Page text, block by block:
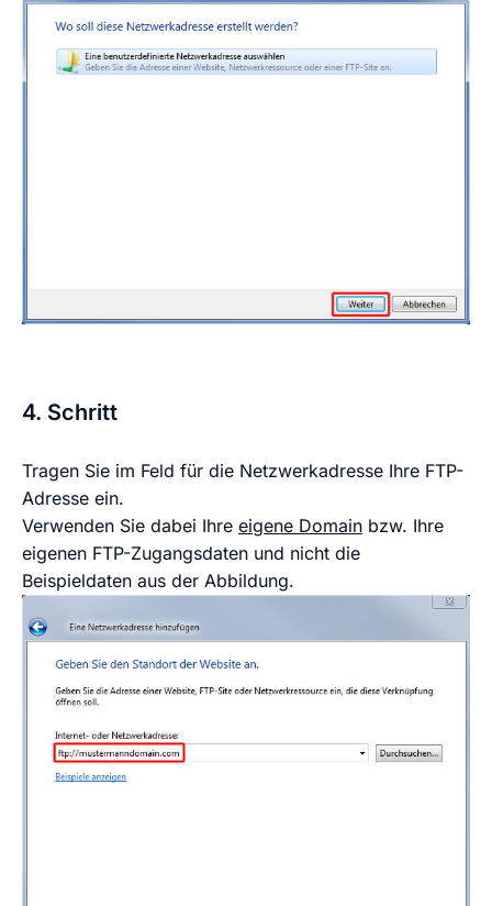
4. Schritt
Tragen Sie im Feld für die Netzwerkadresse Ihre FTP-
Adresse ein.
Verwenden Sie dabei Ihre eigene Domain bzw. Ihre
eigenen FTP-Zugangsdaten und nicht die
Beispieldaten aus der Abbildung.